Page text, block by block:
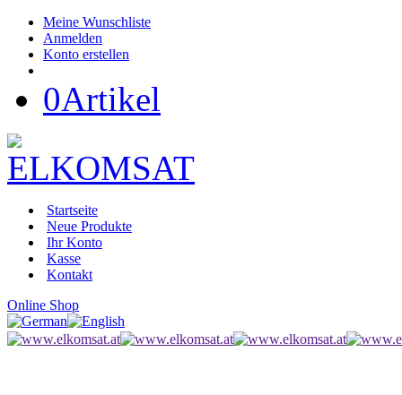
Meine Wunschliste
Anmelden
Konto erstellen
0Artikel
Startseite
Neue Produkte
Ihr Konto
Kasse
Kontakt
Online Shop